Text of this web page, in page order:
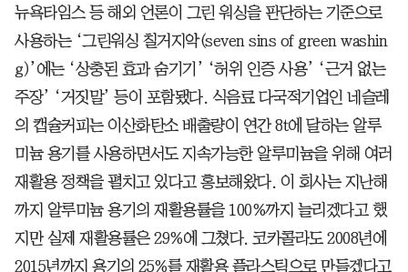
뉴욕타임스 등 해외 언론이 그린 워싱을 판단하는 기준으로
사용하는 ‘그린워싱 칠거지악(seven sins of green washin
g)’에는 ‘상충된 효과 숨기기’ ‘허위 인증 사용’ ‘근거 없는
주장’ ‘거짓말’ 등이 포함됐다. 식음료 다국적기업인 네슬레
의 캡슐커피는 이산화탄소 배출량이 연간 8t에 달하는 알루
미늄 용기를 사용하면서도 지속가능한 알루미늄을 위해 여러
재활용 정책을 펼치고 있다고 홍보해왔다. 이 회사는 지난해
까지 알루미늄 용기의 재활용률을 100%까지 늘리겠다고 했
지만 실제 재활용률은 29%에 그쳤다. 코카콜라도 2008년에
2015년까지 용기의 25%를 재활용 플라스틱으로 만들겠다고